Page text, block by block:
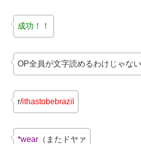
成功！！
OP全員が文字読めるわけじゃない
r/ithastobebrazil
*wear （またドヤァ